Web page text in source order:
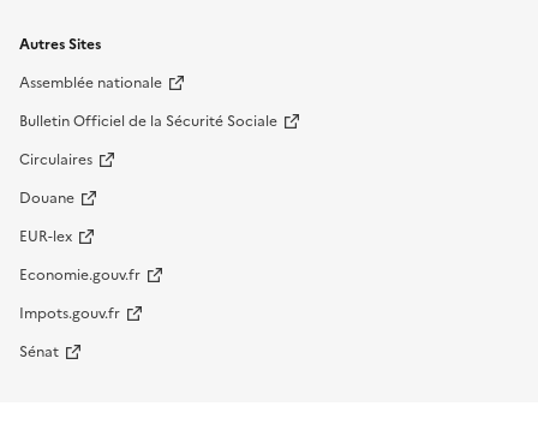
Autres Sites
Assemblée nationale
Bulletin Officiel de la Sécurité Sociale
Circulaires
Douane
EUR-lex
Economie.gouv.fr
Impots.gouv.fr
Sénat